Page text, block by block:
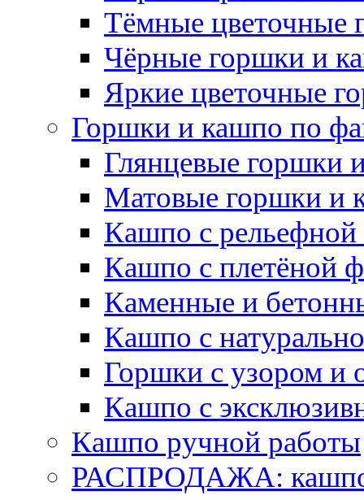
Тёмные цветочные
Чёрные горшки и
Яркие цветочные
Горшки и кашпо по
Глянцевые горшки
Матовые горшки и
Кашпо с рельефной
Кашпо с плетёной
Каменные и
Кашпо с
Горшки с узором и
Кашпо с
Кашпо ручной работы
РАСПРОДАЖА: кашпо